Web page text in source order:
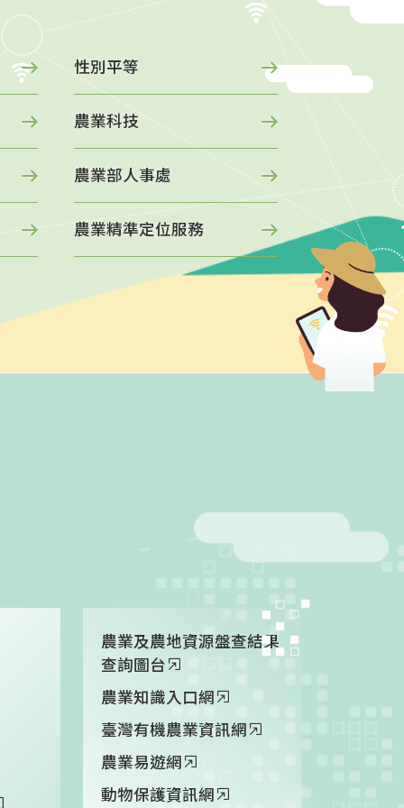
性別平等
農業科技
農業部人事處
農業精準定位服務
農業及農地資源盤查結果
查詢圖台
農業知識入口網
臺灣有機農業資訊網
農業易遊網
動物保護資訊網